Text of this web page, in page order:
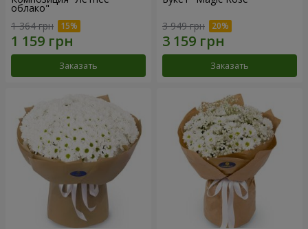
облако"
1 364 грн
Заказать
3 949 грн
Заказать